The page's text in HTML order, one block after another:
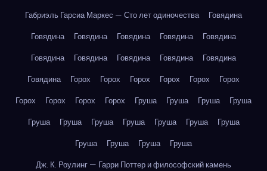
Габриэль Гарсиа Маркес — Сто лет одиночества
Говядина
Говядина
Говядина Говядина Говядина
Говядина
Говядина
Говядина Говядина Говядина
Говядина
Говядина
Горох Горох Горох Горох Горох
Горох
Горох
Горох Горох Горох Груша Груша Груша
Груша
Груша
Груша Груша Груша Груша Груша
Груша
Груша
Груша Груша
Груша
Дж. К. Роулинг — Гарри Поттер и философский камень